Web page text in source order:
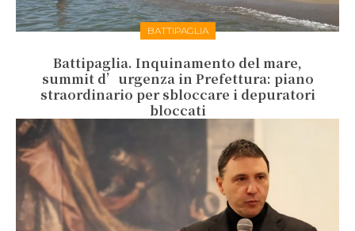
BATTIPAGLIA
Battipaglia. Inquinamento del mare,
summit d’urgenza in Prefettura: piano
straordinario per sbloccare i depuratori
bloccati